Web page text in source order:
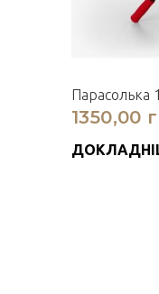
Парасолька
1350,00